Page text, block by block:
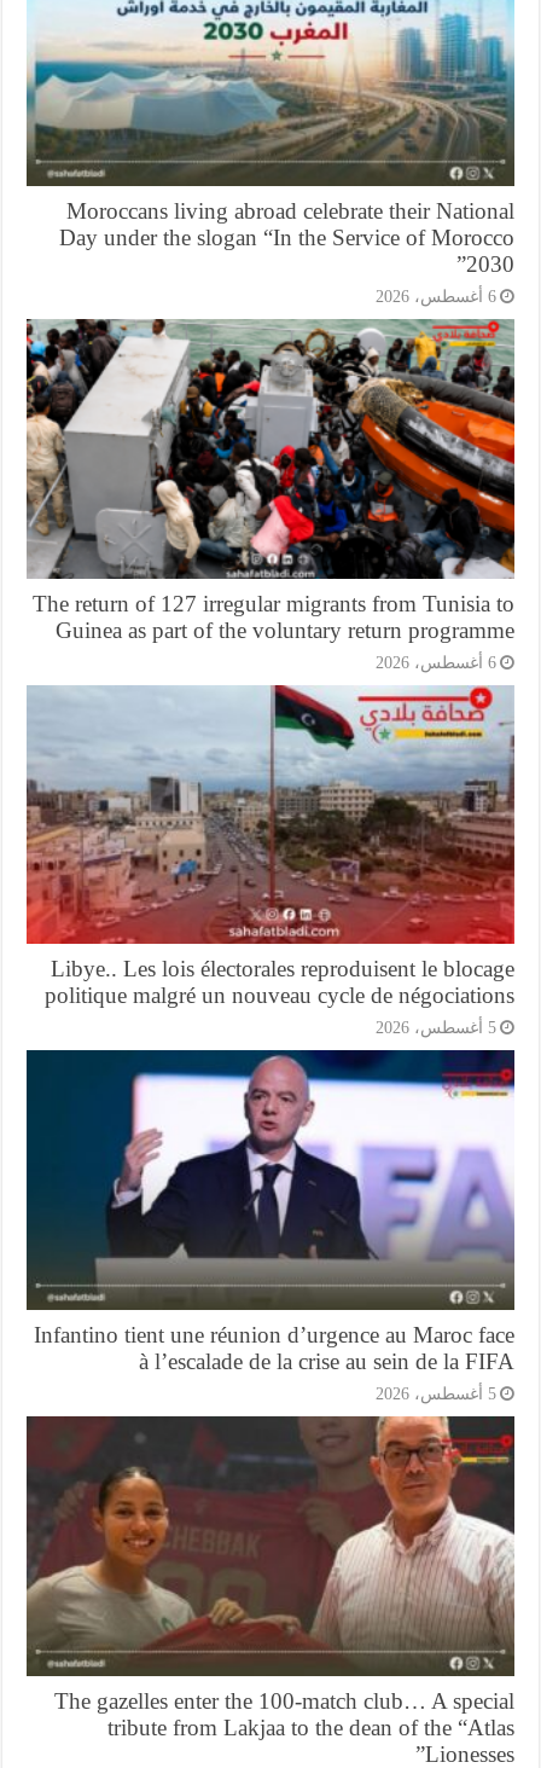
Moroccans living abroad celebrate their
Day under the slogan “In the Service of
The return of 127 irregular migrants from Tunisia
Guinea as part of the voluntary return
Libye.. Les lois électorales reproduisent le
politique malgré un nouveau cycle de
Infantino tient une réunion d’urgence au Maroc
à l’escalade de la crise au sein de la
The gazelles enter the 100-match club… A
tribute from Lakjaa to the dean of the